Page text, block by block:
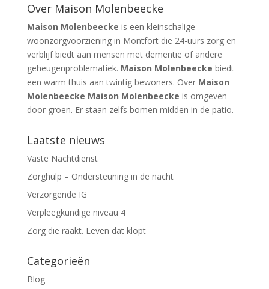
Over Maison Molenbeecke
Maison Molenbeecke is een kleinschalige
woonzorgvoorziening in Montfort die 24-uurs zorg en
verblijf biedt aan mensen met dementie of andere
geheugenproblematiek. Maison Molenbeecke biedt
een warm thuis aan twintig bewoners. Over Maison
Molenbeecke Maison Molenbeecke is omgeven
door groen. Er staan zelfs bomen midden in de patio.
Laatste nieuws
Vaste Nachtdienst
Zorghulp – Ondersteuning in de nacht
Verzorgende IG
Verpleegkundige niveau 4
Zorg die raakt. Leven dat klopt
Categorieën
Blog